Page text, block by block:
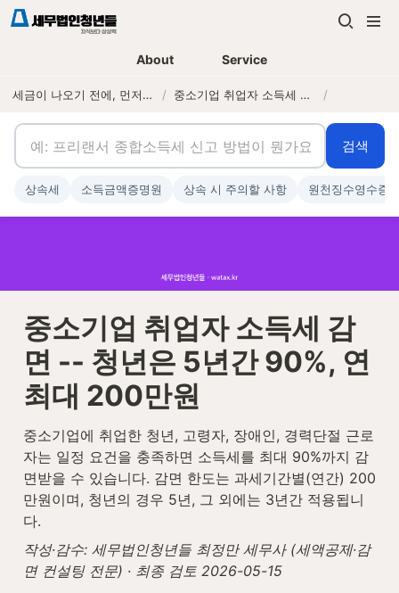
About Service
세금이 나오기 전에, 먼저 연락하는 세무법인 / 중소기업 취업자 소득세 감면 -- 청년은 5년간 90%, 연 최대 200만원 /
중소기업 취업자 소득세 감
면 -- 청년은 5년간 90%, 연
최대 200만원
중소기업에 취업한 청년, 고령자, 장애인, 경력단절 근로
자는 일정 요건을 충족하면 소득세를 최대 90%까지 감
면받을 수 있습니다. 감면 한도는 과세기간별(연간) 200
만원이며, 청년의 경우 5년, 그 외에는 3년간 적용됩니
다.
작성·감수: 세무법인청년들 최정만 세무사 (세액공제·감
면 컨설팅 전문) · 최종 검토 2026-05-15
검색
상속세 소득금액증명원 상속 시 주의할 사항 원천징수영수증